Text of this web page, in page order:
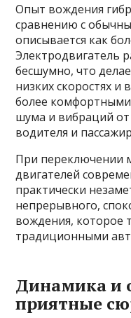
Опыт вождения
сравнению с
описывается как
Электродвигатель
бесшумно, что
низких скоростях и
более
шума и вибраций
водителя и
При переключении
двигателей
практически
непрерывного,
вождения, которое
традиционными
Динамика и
приятные